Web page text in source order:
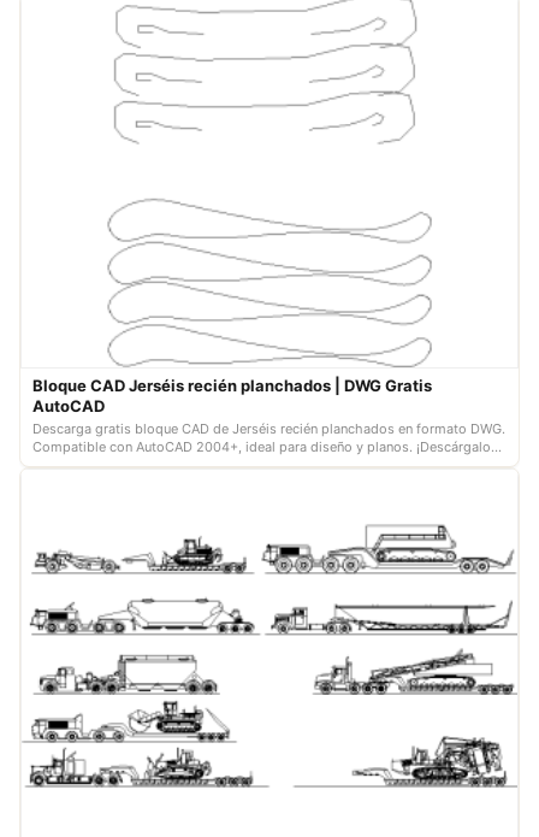
Bloque CAD Jerséis recién planchados | DWG Gratis
AutoCAD
Descarga gratis bloque CAD de Jerséis recién planchados en formato DWG.
Compatible con AutoCAD 2004+, ideal para diseño y planos. ¡Descárgalo
ahora!